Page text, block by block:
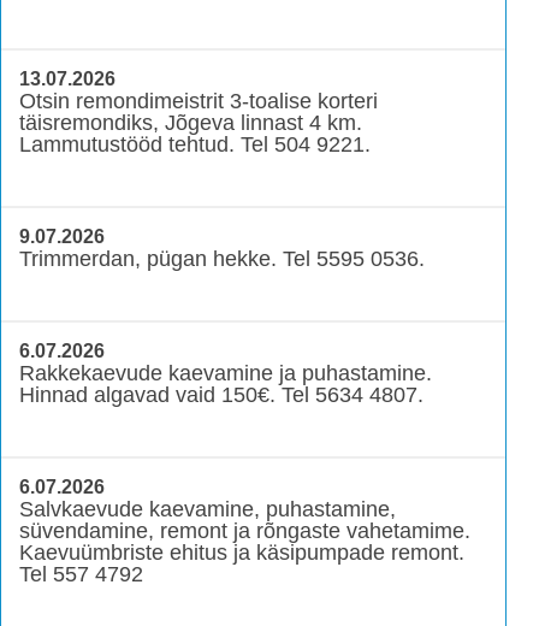
13.07.2026
Otsin remondimeistrit 3-toalise korteri
täisremondiks, Jõgeva linnast 4 km.
Lammutustööd tehtud. Tel 504 9221.
9.07.2026
Trimmerdan, pügan hekke. Tel 5595 0536.
6.07.2026
Rakkekaevude kaevamine ja puhastamine.
Hinnad algavad vaid 150€. Tel 5634 4807.
6.07.2026
Salvkaevude kaevamine, puhastamine,
süvendamine, remont ja rõngaste vahetamime.
Kaevuümbriste ehitus ja käsipumpade remont.
Tel 557 4792